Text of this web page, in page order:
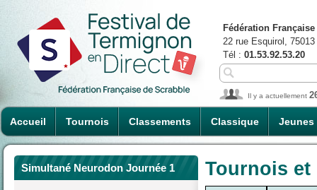
Accueil Tournois Classements Classique Jeunes
Fédération
22 rue Esquirol,
Tél : 01.53.92.53.20
Il y a actuellement
Simultané Neurodon Journée 1 Tournois